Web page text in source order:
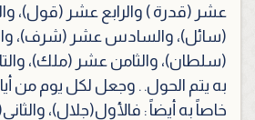
عشر (قدرة ) والرابع عشر (قول)،
(سائل)، والسادس عشر (شرف)،
(سلطان)، والثامن عشر (ملك)،
به يتم الحول. . وجعل لكل يوم من
خاصاً به أيضاً : فالأول(جلال)،